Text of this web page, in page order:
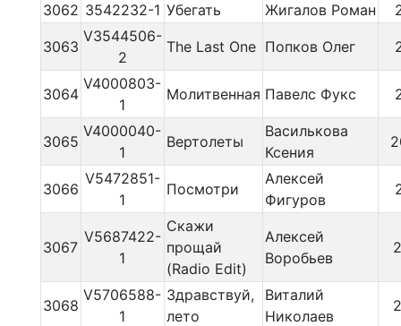
3062 3542232-1 Убегать Жигалов Роман
3063
V3544506-
2
The Last One Попков Олег
3064
V4000803-
1
Молитвенная Павелс Фукс
3065
V4000040-
1
Вертолеты
Василькова
Ксения
3066
V5472851-
1
Посмотри
Алексей
Фигуров
3067
V5687422-
1
Скажи
прощай
(Radio Edit)
Алексей
Воробьев
3068
V5706588-
1
Здравствуй,
лето
Виталий
Николаев